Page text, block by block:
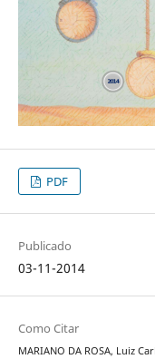
PDF
Publicado
03-11-2014
Como Citar
MARIANO DA ROSA, Luiz